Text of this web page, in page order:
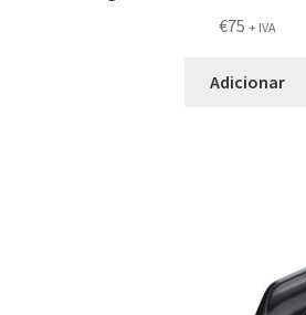
€75 + IVA
Adicionar